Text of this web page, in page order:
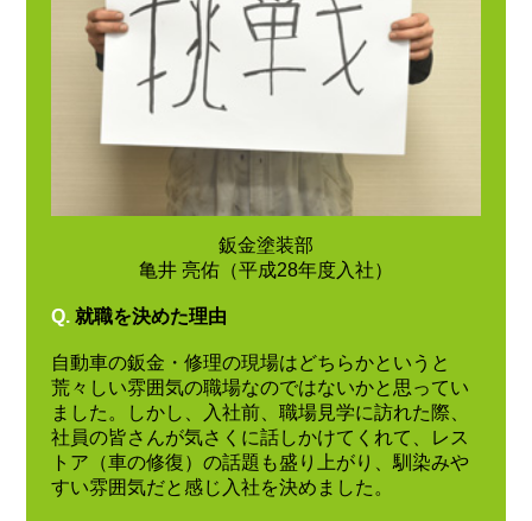
鈑金塗装部
亀井 亮佑（平成28年度入社）
Q. 就職を決めた理由
自動車の鈑金・修理の現場はどちらかというと
荒々しい雰囲気の職場なのではないかと思ってい
ました。しかし、入社前、職場見学に訪れた際、
社員の皆さんが気さくに話しかけてくれて、レス
トア（車の修復）の話題も盛り上がり、馴染みや
すい雰囲気だと感じ入社を決めました。